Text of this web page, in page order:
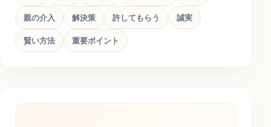
親の介入 解決策 許してもらう 誠実
賢い方法 重要ポイント